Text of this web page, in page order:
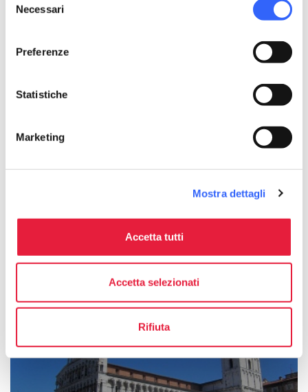
delNecessari
Preferenze
Statistiche
Marketing
Mostra dettagli
Accetta tutti
Accetta selezionati
Rifiuta
The Bishop San Paolino, Lucca